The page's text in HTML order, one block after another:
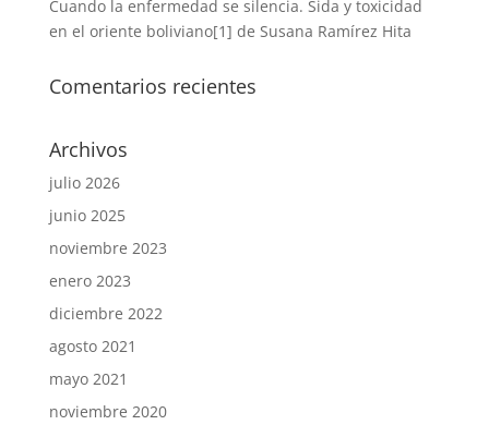
Cuando la enfermedad se silencia. Sida y toxicidad
en el oriente boliviano[1] de Susana Ramírez Hita
Comentarios recientes
Archivos
julio 2026
junio 2025
noviembre 2023
enero 2023
diciembre 2022
agosto 2021
mayo 2021
noviembre 2020